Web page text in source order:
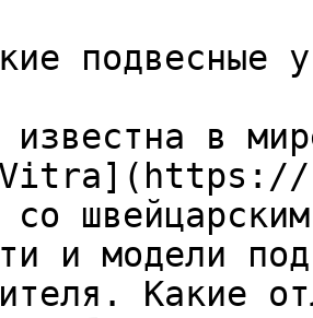
подвесные
известна в
и модели
Какие